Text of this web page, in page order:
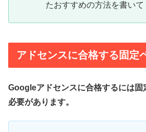
たおすすめの方法を書いて
アドセンスに合格する固定
Googleアドセンスに合格するには固
必要があります。